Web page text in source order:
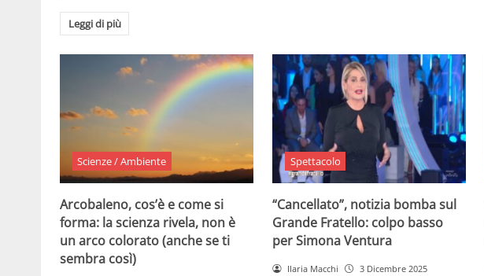
Leggi di più
Scienze / Ambiente
Arcobaleno, cos’è e come si
forma: la scienza rivela, non è
un arco colorato (anche se ti
sembra così)
Spettacolo
“Cancellato”, notizia bomba sul
Grande Fratello: colpo basso
per Simona Ventura
Ilaria Macchi 3 Dicembre 2025